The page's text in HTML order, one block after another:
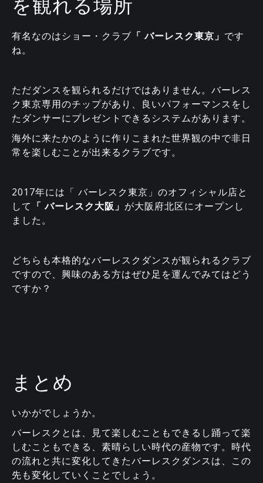
を観れる場所
有名なのはショー・クラブ 「 バーレスク東京」 です
ね。
ただダンスを観られるだけではありません。バーレス
ク東京専用のチップがあり、良いパフォーマンスをし
たダンサーにプレゼントできるシステムがあります。
海外に来たかのように作りこまれた世界観の中で非日
常を楽しむことが出来るクラブです。
2017年には「 バーレスク東京」のオフィシャル店と
して 「 バーレスク大阪」 が大阪府北区にオープンし
ました。
どちらも本格的なバーレスクダンスが観られるクラブ
ですので、興味のある方はぜひ足を運んでみてはどう
ですか？
まとめ
いかがでしょうか。
バーレスクとは、見て楽しむこともできるし踊って楽
しむこともできる、素晴らしい時代の産物です。時代
の流れと共に変化してきたバーレスクダンスは、この
先も変化していくことでしょう。